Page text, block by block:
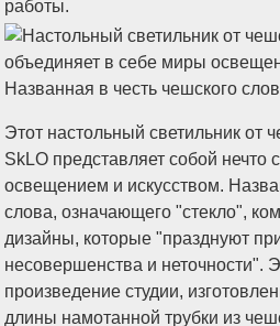
Этот настольный светильник от
SkLO представляет собой нечто
освещением и искусством.
слова, означающего "стекло",
дизайны, которые "празднуют
несовершенства и неточности".
произведение студии,
длины намотанной трубки из